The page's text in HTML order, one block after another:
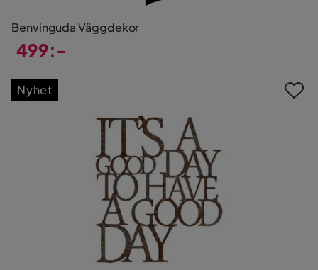
Benvinguda Väggdekor
499:-
Nyhet